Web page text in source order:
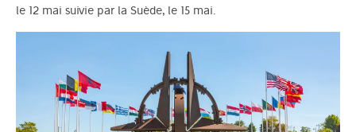
le 12 mai suivie par la Suède, le 15 mai.